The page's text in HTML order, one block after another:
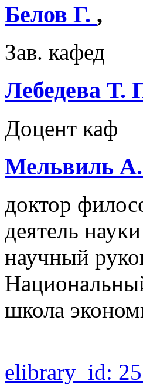
Белов Г. ,
Зав. кафед
Лебедева Т.
Доцент каф
Мельвиль
доктор
деятель
научный
школа
elibrary_id: